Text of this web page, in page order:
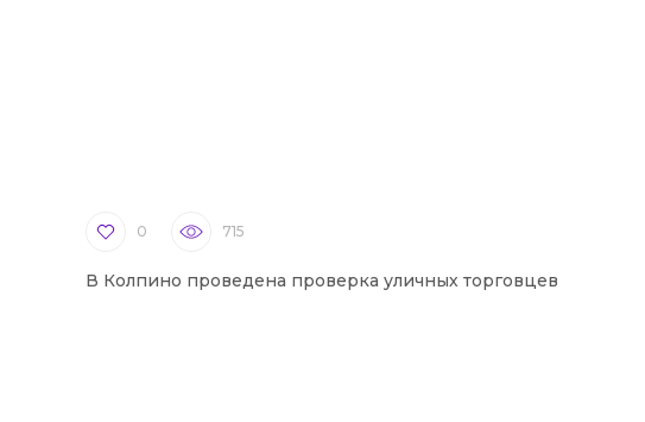
0 715
В Колпино проведена проверка уличных торговцев